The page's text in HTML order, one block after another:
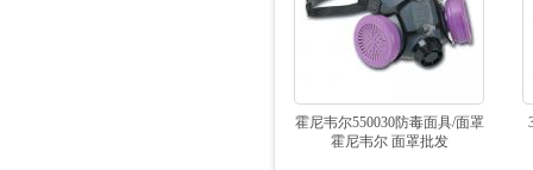
霍尼韦尔550030防毒面具/面罩
霍尼韦尔 面罩批发